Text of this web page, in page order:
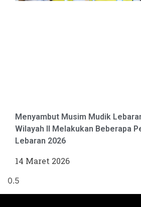
Menyambut Musim Mudik
Wilayah II Melakukan Beberapa
Lebaran 2026
14 Maret 2026